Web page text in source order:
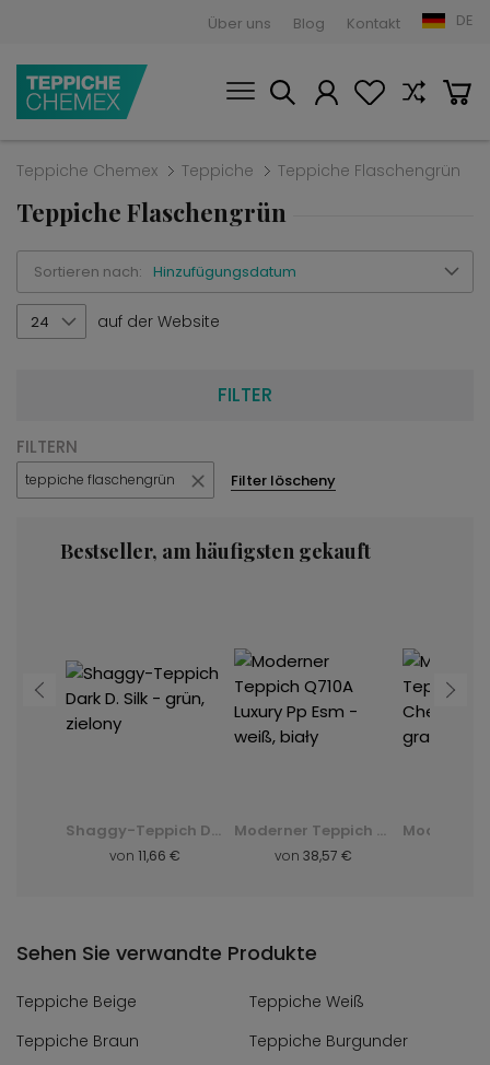
Über uns Blog Kontakt DE
Teppiche Chemex Teppiche Teppiche Flaschengrün
Teppiche Flaschengrün
Sortieren nach: Hinzufügungsdatum
24 auf der Website
FILTER
FILTERN
teppiche flaschengrün Filter löscheny
Bestseller, am häufigsten gekauft
Shaggy-Teppich Dark D. Silk - grün, zielony
von 11,66 €
Moderner Teppich Q710A Luxury Pp Esm - weiß, biały
von 38,57 €
Sehen Sie verwandte Produkte
Teppiche Beige
Teppiche Weiß
Teppiche Braun
Teppiche Burgunder